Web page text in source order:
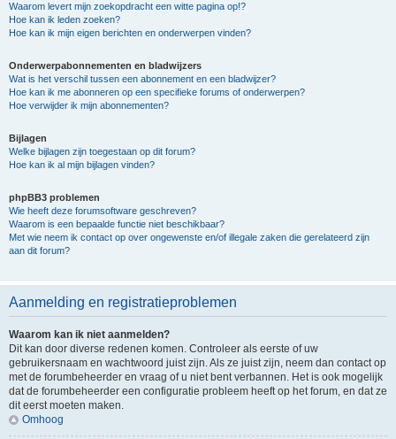
Waarom levert mijn zoekopdracht een witte pagina op!?
Hoe kan ik leden zoeken?
Hoe kan ik mijn eigen berichten en onderwerpen vinden?
Onderwerpabonnementen en bladwijzers
Wat is het verschil tussen een abonnement en een bladwijzer?
Hoe kan ik me abonneren op een specifieke forums of onderwerpen?
Hoe verwijder ik mijn abonnementen?
Bijlagen
Welke bijlagen zijn toegestaan op dit forum?
Hoe kan ik al mijn bijlagen vinden?
phpBB3 problemen
Wie heeft deze forumsoftware geschreven?
Waarom is een bepaalde functie niet beschikbaar?
Met wie neem ik contact op over ongewenste en/of illegale zaken die gerelateerd zijn
aan dit forum?
Aanmelding en registratieproblemen
Waarom kan ik niet aanmelden?
Dit kan door diverse redenen komen. Controleer als eerste of uw
gebruikersnaam en wachtwoord juist zijn. Als ze juist zijn, neem dan contact op
met de forumbeheerder en vraag of u niet bent verbannen. Het is ook mogelijk
dat de forumbeheerder een configuratie probleem heeft op het forum, en dat ze
dit eerst moeten maken.
Omhoog